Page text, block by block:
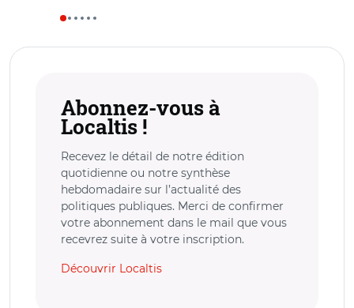
Abonnez-vous à
Localtis !
Recevez le détail de notre édition
quotidienne ou notre synthèse
hebdomadaire sur l’actualité des
politiques publiques. Merci de confirmer
votre abonnement dans le mail que vous
recevrez suite à votre inscription.
Découvrir Localtis